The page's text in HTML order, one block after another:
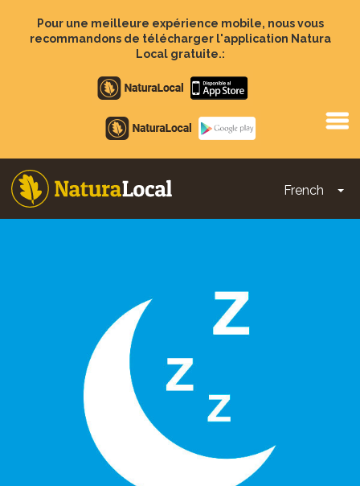
contenu
Pour une meilleure expérience mobile, nous vous
recommandons de télécharger l'application Natura
Local gratuite.:
Apple
store
Google
Play
French
Main